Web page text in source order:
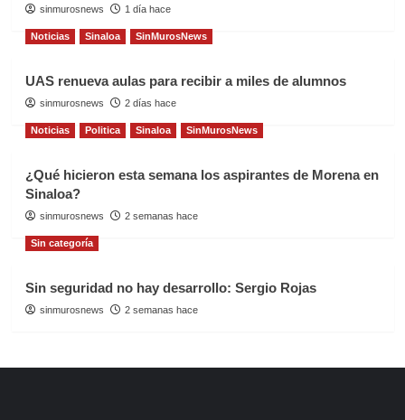
sinmurosnews 1 día hace
Noticias Sinaloa SinMurosNews
UAS renueva aulas para recibir a miles de alumnos
sinmurosnews 2 días hace
Noticias Politica Sinaloa SinMurosNews
¿Qué hicieron esta semana los aspirantes de Morena en
Sinaloa?
sinmurosnews 2 semanas hace
Sin categoría
Sin seguridad no hay desarrollo: Sergio Rojas
sinmurosnews 2 semanas hace